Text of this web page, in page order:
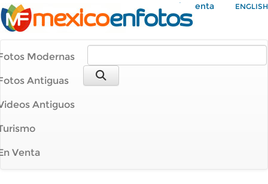
Mi Cuenta ENGLISH
Modernas
Antiguas
Antiguos
Venta